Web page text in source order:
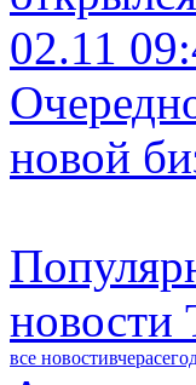
02.11
новой
новости
все новостивчера